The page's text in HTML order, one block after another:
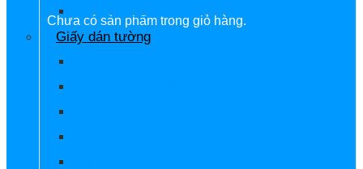
Chưa có sản phẩm trong giỏ hàng.
Giấy dán tường